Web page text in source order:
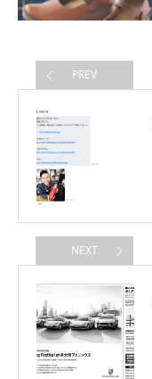
PREV
NEXT